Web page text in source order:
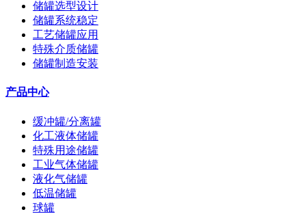
储罐选型设计
储罐系统稳定
工艺储罐应用
特殊介质储罐
储罐制造安装
产品中心
缓冲罐/分离罐
化工液体储罐
特殊用途储罐
工业气体储罐
液化气储罐
低温储罐
球罐